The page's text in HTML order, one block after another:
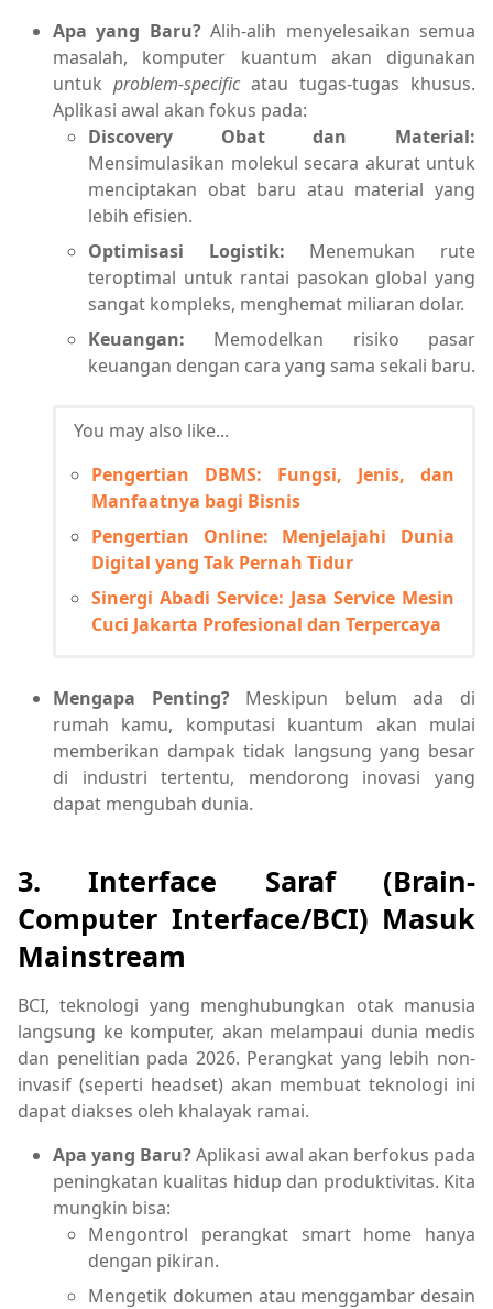
Apa yang Baru?Alih-alih menyelesaikan semua
masalah, komputer kuantum akan digunakan
untuk problem-specificatau tugas-tugas khusus.
Aplikasi awal akan fokus pada:
Discovery Obat dan Material:
Mensimulasikan molekul secara akurat untuk
menciptakan obat baru atau material yang
lebih efisien.
Optimisasi Logistik: Menemukan rute
teroptimal untuk rantai pasokan global yang
sangat kompleks, menghemat miliaran dolar.
Keuangan: Memodelkan risiko pasar
keuangan dengan cara yang sama sekali baru.
You may also like...
Pengertian DBMS: Fungsi, Jenis, dan
Manfaatnya bagi Bisnis
Pengertian Online: Menjelajahi Dunia
Digital yang Tak Pernah Tidur
Sinergi Abadi Service: Jasa Service Mesin
Cuci Jakarta Profesional dan Terpercaya
Mengapa Penting?Meskipun belum ada di
rumah kamu, komputasi kuantum akan mulai
memberikan dampak tidak langsung yang besar
di industri tertentu, mendorong inovasi yang
dapat mengubah dunia.
3. Interface Saraf (Brain-
Computer Interface/BCI) Masuk
Mainstream
BCI, teknologi yang menghubungkan otak manusia
langsung ke komputer, akan melampaui dunia medis
dan penelitian pada 2026. Perangkat yang lebih non-
invasif (seperti headset) akan membuat teknologi ini
dapat diakses oleh khalayak ramai.
Apa yang Baru?Aplikasi awal akan berfokus pada
peningkatan kualitas hidup dan produktivitas. Kita
mungkin bisa:
Mengontrol perangkat smart home hanya
dengan pikiran.
Mengetik dokumen atau menggambar desain